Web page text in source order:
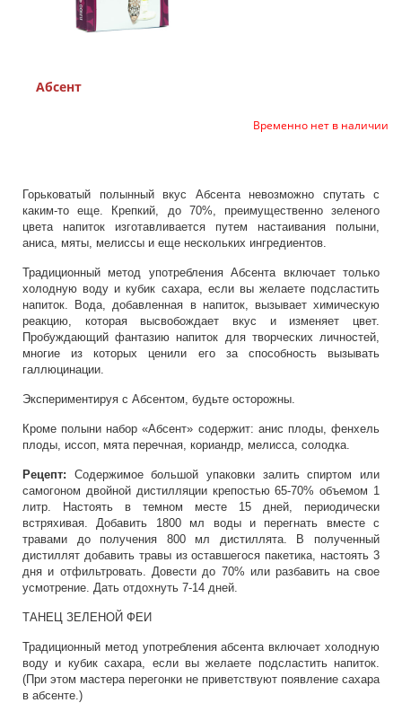
Абсент
Временно нет в наличии
Горьковатый полынный вкус Абсента невозможно спутать с
каким-то еще. Крепкий, до 70%, преимущественно зеленого
цвета напиток изготавливается путем настаивания полыни,
аниса, мяты, мелиссы и еще нескольких ингредиентов.
Традиционный метод употребления Абсента включает только
холодную воду и кубик сахара, если вы желаете подсластить
напиток. Вода, добавленная в напиток, вызывает химическую
реакцию, которая высвобождает вкус и изменяет цвет.
Пробуждающий фантазию напиток для творческих личностей,
многие из которых ценили его за способность вызывать
галлюцинации.
Экспериментируя с Абсентом, будьте осторожны.
Кроме полыни набор «Абсент» содержит: анис плоды, фенхель
плоды, иссоп, мята перечная, кориандр, мелисса, солодка.
Рецепт: Содержимое большой упаковки залить спиртом или
самогоном двойной дистилляции крепостью 65-70% объемом 1
литр. Настоять в темном месте 15 дней, периодически
встряхивая. Добавить 1800 мл воды и перегнать вместе с
травами до получения 800 мл дистиллята. В полученный
дистиллят добавить травы из оставшегося пакетика, настоять 3
дня и отфильтровать. Довести до 70% или разбавить на свое
усмотрение. Дать отдохнуть 7-14 дней.
ТАНЕЦ ЗЕЛЕНОЙ ФЕИ
Традиционный метод употребления абсента включает холодную
воду и кубик сахара, если вы желаете подсластить напиток.
(При этом мастера перегонки не приветствуют появление сахара
в абсенте.)